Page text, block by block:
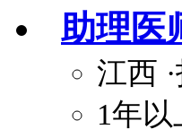
助理医
江西
1年以